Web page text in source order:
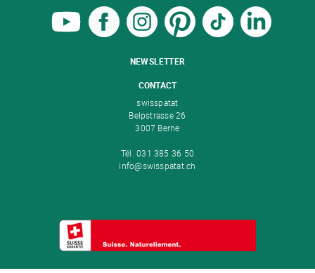
NEWSLETTER
CONTACT
swisspatat
Belpstrasse 26
3007 Berne
Tél. 031 385 36 50
info@swisspatat.ch